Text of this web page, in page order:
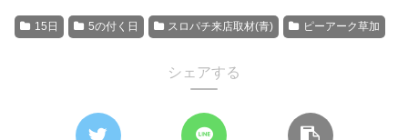
15日 5の付く日 スロパチ来店取材(青) ピーアーク草加
シェアする